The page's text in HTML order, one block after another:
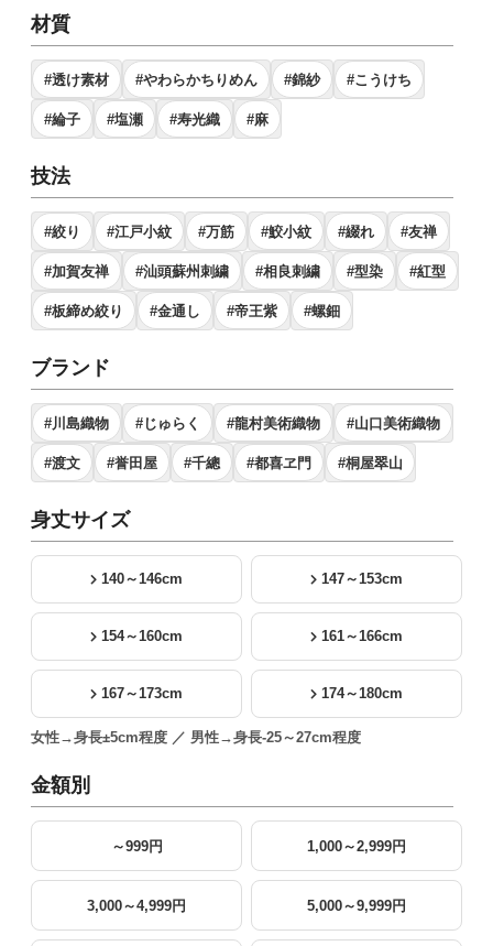
材質
#透け素材 #やわらかちりめん #錦紗 #こうけち
#綸子 #塩瀬 #寿光織 #麻
技法
#絞り #江戸小紋 #万筋 #鮫小紋 #綴れ #友禅
#加賀友禅 #汕頭蘇州刺繍 #相良刺繍 #型染 #紅型
#板締め絞り #金通し #帝王紫 #螺鈿
ブランド
#川島織物 #じゅらく #龍村美術織物 #山口美術織物
#渡文 #誉田屋 #千總 #都喜ヱ門 #桐屋翠山
身丈サイズ
140～146cm 147～153cm
154～160cm 161～166cm
167～173cm 174～180cm
女性→身長±5cm程度 ／ 男性→身長-25～27cm程度
金額別
～999円 1,000～2,999円
3,000～4,999円 5,000～9,999円